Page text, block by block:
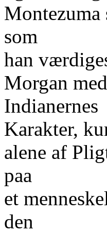
som
han
Morgan
Indianernes
Karakter,
alene af
paa
et
den